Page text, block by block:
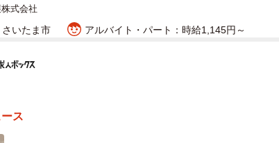
式会社
いたま市 アルバイト・パート：時給1,145円～
ス